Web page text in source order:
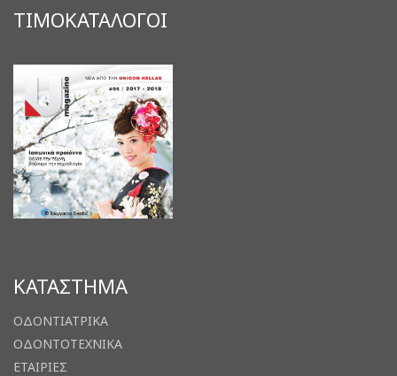
ΤΙΜΟΚΑΤΑΛΟΓΟΙ
ΚΑΤΑΣΤΗΜΑ
ΟΔΟΝΤΙΑΤΡΙΚΑ
ΟΔΟΝΤΟΤΕΧΝΙΚΑ
ΕΤΑΙΡΙΕΣ